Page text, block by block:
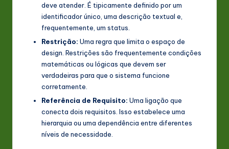
deve atender. É tipicamente definido por um
identificador único, uma descrição textual e,
frequentemente, um status.
Restrição: Uma regra que limita o espaço de
design. Restrições são frequentemente condições
matemáticas ou lógicas que devem ser
verdadeiras para que o sistema funcione
corretamente.
Referência de Requisito: Uma ligação que
conecta dois requisitos. Isso estabelece uma
hierarquia ou uma dependência entre diferentes
níveis de necessidade.